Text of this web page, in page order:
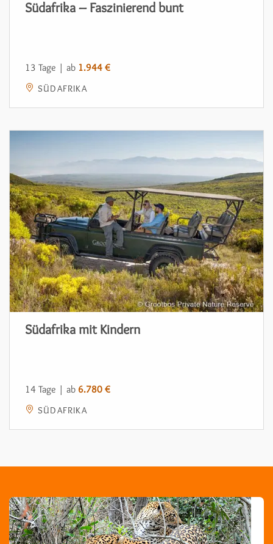
Südafrika – Faszinierend bunt
13 Tage | ab 1.944 €
SÜDAFRIKA
Südafrika mit Kindern
14 Tage | ab 6.780 €
SÜDAFRIKA